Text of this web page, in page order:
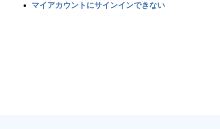
マイアカウントにサインインできない